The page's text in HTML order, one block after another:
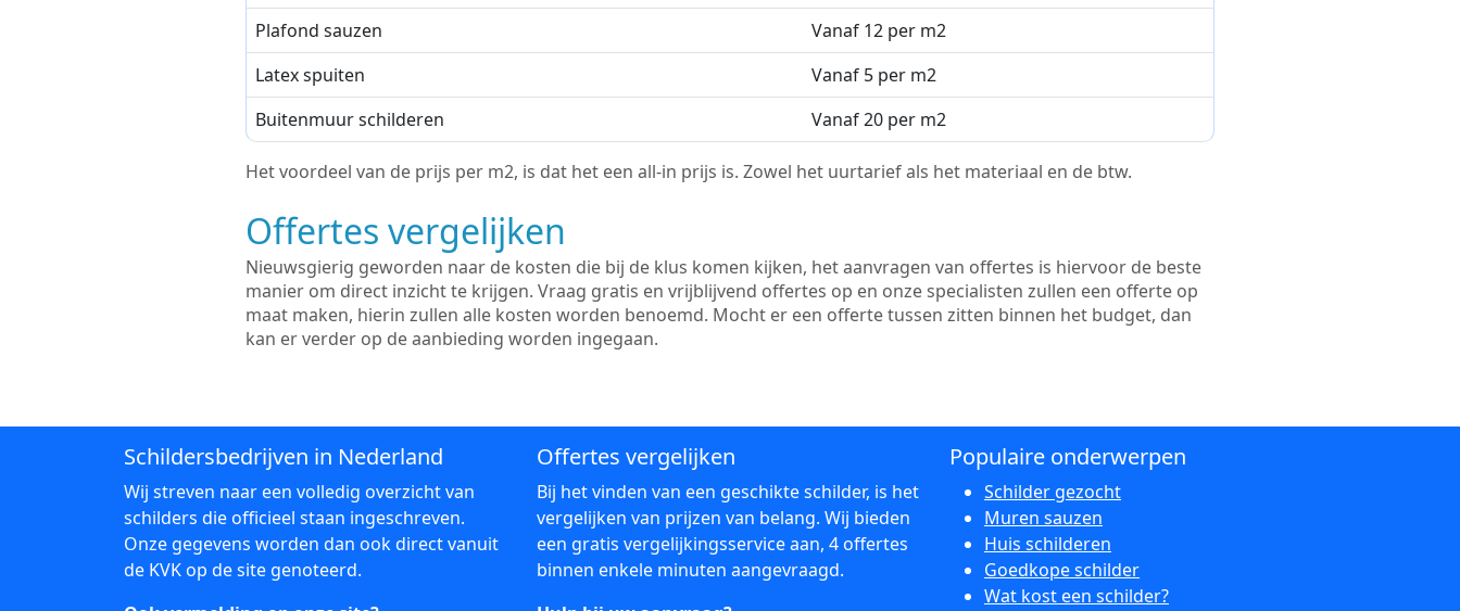
Plafond sauzen
Vanaf 12 per m2
Latex spuiten
Vanaf 5 per m2
Buitenmuur schilderen
Vanaf 20 per m2
Het voordeel van de prijs per m2, is dat het een all-in prijs is. Zowel het uurtarief als het materiaal en de btw.
Offertes vergelijken
Nieuwsgierig geworden naar de kosten die bij de klus komen kijken, het aanvragen van offertes is hiervoor de beste
manier om direct inzicht te krijgen. Vraag gratis en vrijblijvend offertes op en onze specialisten zullen een offerte op
maat maken, hierin zullen alle kosten worden benoemd. Mocht er een offerte tussen zitten binnen het budget, dan
kan er verder op de aanbieding worden ingegaan.
Schildersbedrijven in Nederland
Wij streven naar een volledig overzicht van
schilders die officieel staan ingeschreven.
Onze gegevens worden dan ook direct vanuit
de KVK op de site genoteerd.
Offertes vergelijken
Bij het vinden van een geschikte schilder, is het
vergelijken van prijzen van belang. Wij bieden
een gratis vergelijkingsservice aan, 4 offertes
binnen enkele minuten aangevraagd.
Populaire onderwerpen
Schilder gezocht
Muren sauzen
Huis schilderen
Goedkope schilder
Wat kost een schilder?